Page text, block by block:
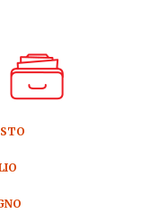
retinopatía
enfermedad renal
tumores en las